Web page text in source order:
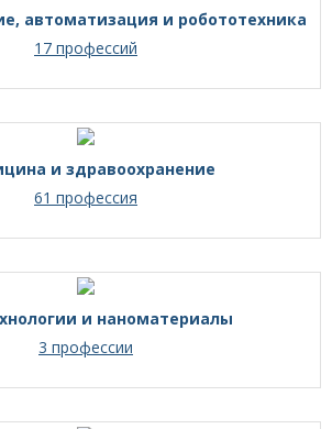
автоматизация и робототехника
17 профессий
и здравоохранение
61 профессия
и наноматериалы
3 профессии